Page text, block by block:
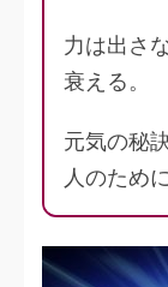
力は出さ
衰える。
元気の秘
人のため